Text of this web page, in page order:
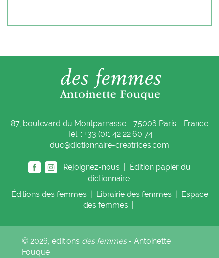
87, boulevard du Montparnasse - 75006 Paris - France
Tél. : +33 (0)1 42 22 60 74
duc@dictionnaire-creatrices.com
Rejoignez-nous |
Édition papier du
dictionnaire
Éditions des femmes Librairie des femmes
Espace
des femmes
© 2026, éditions des femmes- Antoinette
Fouque